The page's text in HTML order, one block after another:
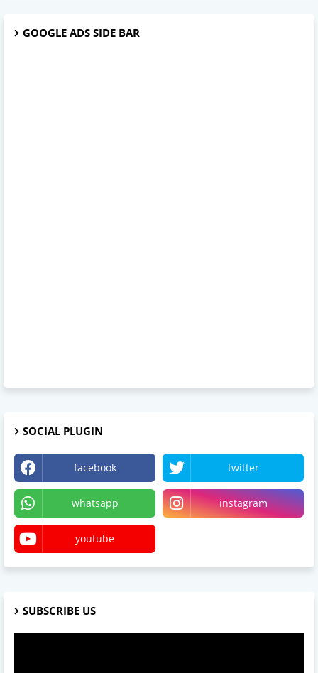
GOOGLE ADS SIDE BAR
SOCIAL PLUGIN
facebook twitter
whatsapp instagram
youtube
SUBSCRIBE US